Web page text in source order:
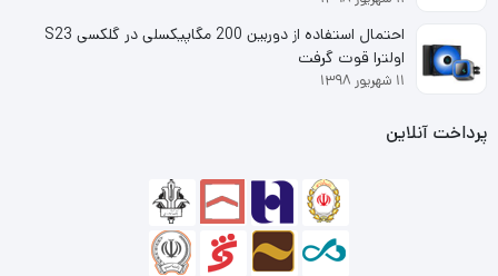
احتمال استفاده از دوربین 200 مگاپیکسلی در گلکسی S23
اولترا قوت گرفت
۱۱ شهریور ۱۳۹۸
پرداخت آنلاین